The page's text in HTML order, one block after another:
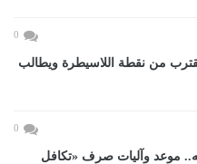
0
من نقطة اللاسيطرة ويطالب
0
مليارات جنيه.. موعد وآليات صرف «تكافل